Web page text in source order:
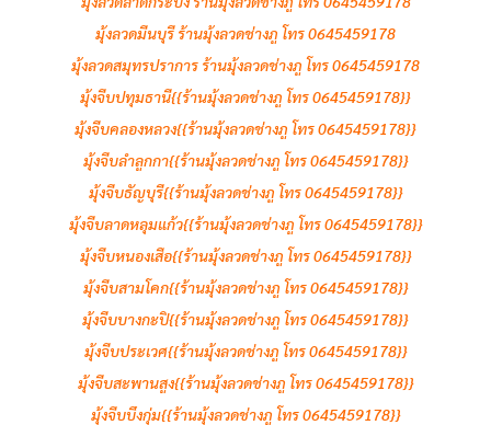
มุ้งลวดมีนบุรี ร้านมุ้งลวดช่างภู โทร 0645459178
มุ้งลวดสมุทรปราการ ร้านมุ้งลวดช่างภู โทร 0645459178
มุ้งจีบปทุมธานี{{ร้านมุ้งลวดช่างภู โทร 0645459178}}
มุ้งจีบคลองหลวง{{ร้านมุ้งลวดช่างภู โทร 0645459178}}
มุ้งจีบลำลููกกา{{ร้านมุ้งลวดช่างภู โทร 0645459178}}
มุ้งจีบธัญบุรี{{ร้านมุ้งลวดช่างภู โทร 0645459178}}
มุ้งจีบลาดหลุมแก้ว{{ร้านมุ้งลวดช่างภู โทร 0645459178}}
มุ้งจีบหนองเสือ{{ร้านมุ้งลวดช่างภู โทร 0645459178}}
มุ้งจีบสามโคก{{ร้านมุ้งลวดช่างภู โทร 0645459178}}
มุ้งจีบบางกะปิ{{ร้านมุ้งลวดช่างภู โทร 0645459178}}
มุ้งจีบประเวศ{{ร้านมุ้งลวดช่างภู โทร 0645459178}}
มุ้งจีบสะพานสูง{{ร้านมุ้งลวดช่างภู โทร 0645459178}}
มุ้งจีบบึงกุ่ม{{ร้านมุ้งลวดช่างภู โทร 0645459178}}